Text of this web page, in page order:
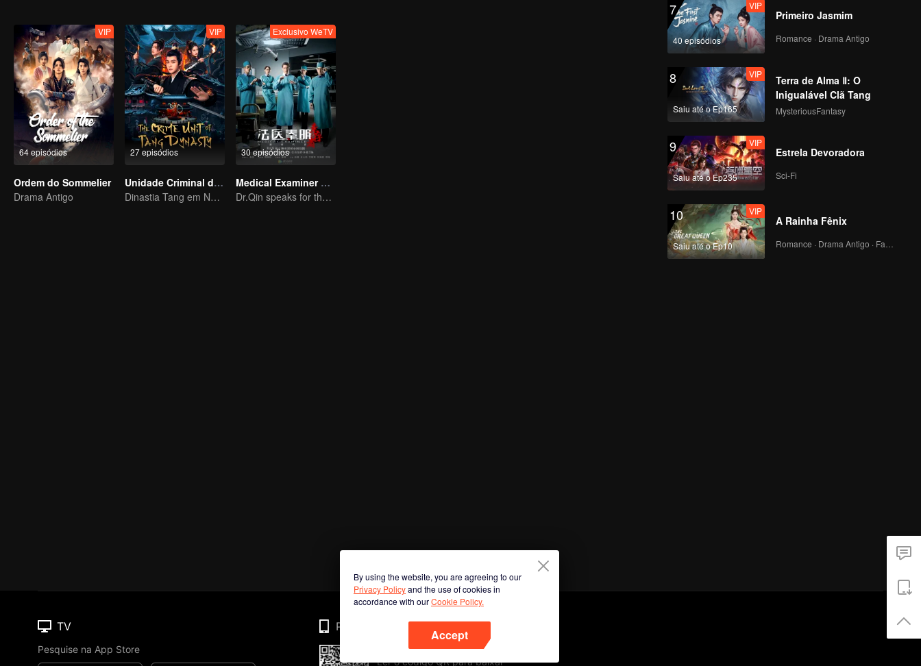
64 episódios
VIP
Ordem do Sommelier
Drama Antigo
27 episódios
VIP
Unidade Criminal da Dinastia Tang
Dinastia Tang em Névoa: Desvende os Assassinatos em Série!
30 episódios
Exclusivo WeTV
Medical Examiner Dr. Qin:The Survivor
Dr.Qin speaks for the dead.
7
40 episódios
VIP
Primeiro Jasmim
Romance · Drama Antigo
8
Saiu até o Ep165
VIP
Terra de Alma Ⅱ: O
Inigualável Clã Tang
MysteriousFantasy
9
Saiu até o Ep235
VIP
Estrela Devoradora
Sci-Fi
10
Saiu até o Ep10
VIP
A Rainha Fênix
By using the website, you are agreeing to our
Privacy Policyand the use of cookies in
accordance with ourCookie Policy.
Accept
TV
Pesquise na App Store
Phone
Ler o código QR para baixar